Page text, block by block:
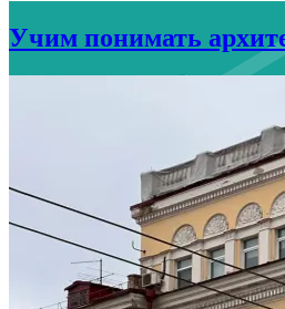
Учим понимать